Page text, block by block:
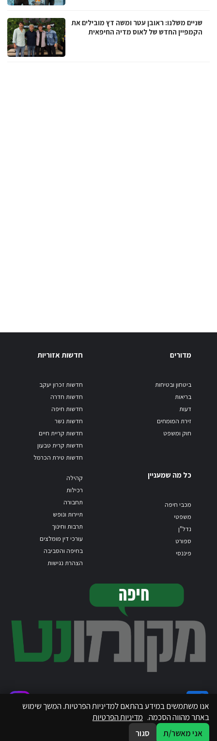
שניים משלנו: ראובן עטר ומשה דץ מובילים את
הקמפיין החדש של לאוס מדיה החיפאית
מדורים
ביטחון ובטיחות
בריאות
דעות
זירת המומחים
חוק ומשפט
חדשות אזוריות
חדשות זכרון יעקב
חדשות חדרה
חדשות חיפה
חדשות נשר
חדשות קריית חיים
חדשות קרית טבעון
חדשות טירת הכרמל
כל מה שמעניין
מכבי חיפה
משפטי
נדל"ן
ספורט
פיננסי
קהילה
רכילות
תחבורה
תיירות ונופש
תרבות וחינוך
עורכי דין מומלצים
בחיפה והסביבה
הצהרת נגישות
אנו משתמשים במידע בהתאם למדיניות הפרטיות. המשך שימוש
באתר מהווה הסכמה. מדיניות הפרטיות
אני מאשר/ת
סגור